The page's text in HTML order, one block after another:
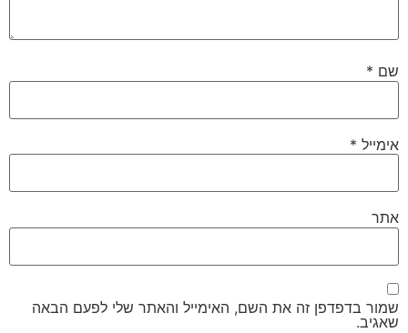
שם *
אימייל *
אתר
שמור בדפדפן זה את השם, האימייל והאתר שלי לפעם הבאה
שאגיב.